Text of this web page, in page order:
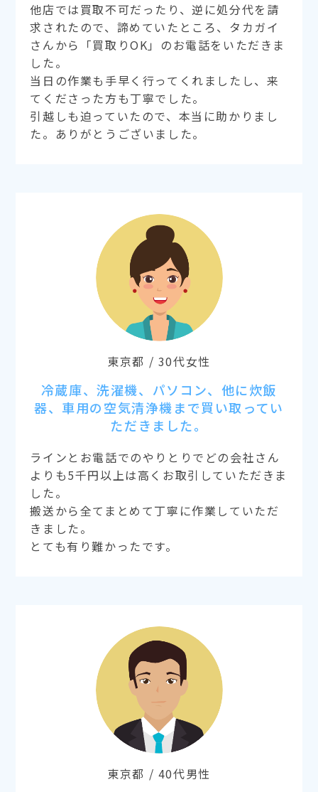
他店では買取不可だったり、逆に処分代を請
求されたので、諦めていたところ、タカガイ
さんから「買取りOK」のお電話をいただきま
した。
当日の作業も手早く行ってくれましたし、来
てくださった方も丁寧でした。
引越しも迫っていたので、本当に助かりまし
た。ありがとうございました。
東京都 / 30代女性
冷蔵庫、洗濯機、パソコン、他に炊飯
器、車用の空気清浄機まで買い取ってい
ただきました。
ラインとお電話でのやりとりでどの会社さん
よりも5千円以上は高くお取引していただきま
した。
搬送から全てまとめて丁寧に作業していただ
きました。
とても有り難かったです。
東京都 / 40代男性